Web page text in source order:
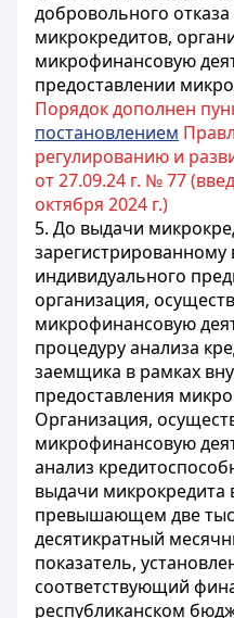
добровольного
микрокредитов,
микрофинансовую
предоставлении
Порядок дополнен
постановлением
регулированию и
от 27.09.24 г. № 77
октября 2024 г.)
5. До выдачи
зарегистрированному
индивидуального
организация,
микрофинансовую
процедуру анализа
заемщика в рамках
предоставления
Организация,
микрофинансовую
анализ
выдачи микрокредита
превышающем две
десятикратный
показатель,
соответствующий
республиканском